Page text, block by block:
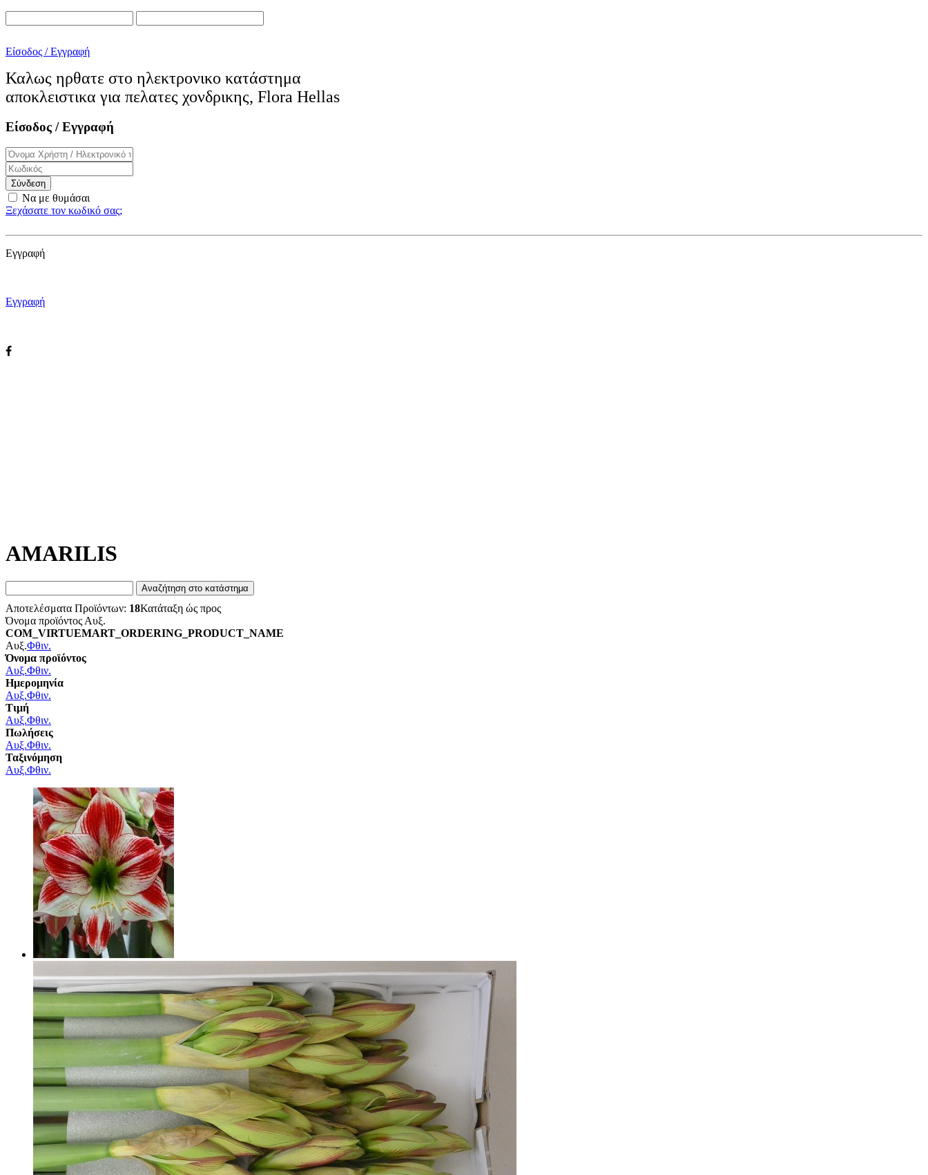
Είσοδος / Εγγραφή
Καλως ηρθατε στο ηλεκτρονικo κατάστημα
αποκλειστικα για πελατες χονδρικης, Flora Hellas
Είσοδος / Εγγραφή
Σύνδεση
Να με θυμάσαι
Ξεχάσατε τον κωδικό σας;
Εγγραφή
Εγγραφή
AMARILIS
Αποτελέσματα Προϊόντων: 18Κατάταξη ώς προς
Όνομα προϊόντος Αυξ.
COM_VIRTUEMART_ORDERING_PRODUCT_NAME
Αυξ.Φθιν.
Όνομα προϊόντος
Αυξ.Φθιν.
Ημερομηνία
Αυξ.Φθιν.
Τιμή
Αυξ.Φθιν.
Πωλήσεις
Αυξ.Φθιν.
Ταξινόμηση
Αυξ.Φθιν.